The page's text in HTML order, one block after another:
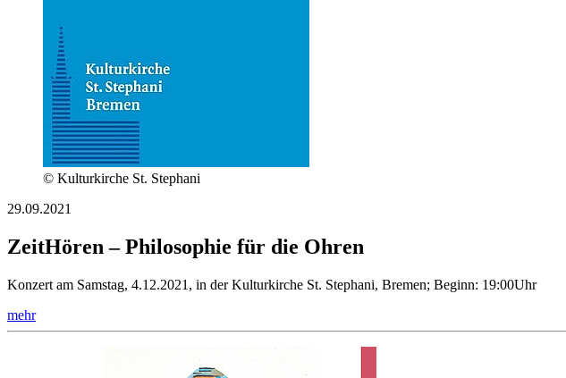
© Kulturkirche St. Stephani
29.09.2021
ZeitHören – Philosophie für die Ohren
Konzert am Samstag, 4.12.2021, in der Kulturkirche St. Stephani, Bremen; Beginn: 19:00Uhr
mehr